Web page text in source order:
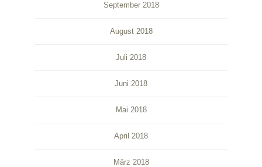
September 2018
August 2018
Juli 2018
Juni 2018
Mai 2018
April 2018
März 2018